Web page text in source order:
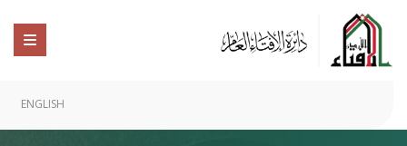
ENGLISH